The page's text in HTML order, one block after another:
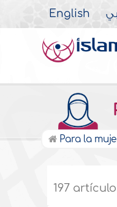
English
Para la
197